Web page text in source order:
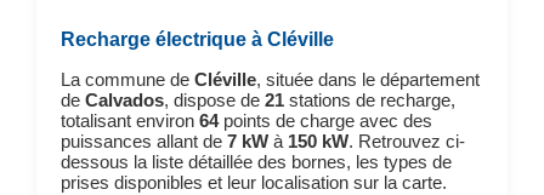
Recharge électrique à Cléville
La commune de Cléville, située dans le département
de Calvados, dispose de 21stations de recharge,
totalisant environ 64points de charge avec des
puissances allant de 7 kWà 150 kW. Retrouvez ci-
dessous la liste détaillée des bornes, les types de
prises disponibles et leur localisation sur la carte.